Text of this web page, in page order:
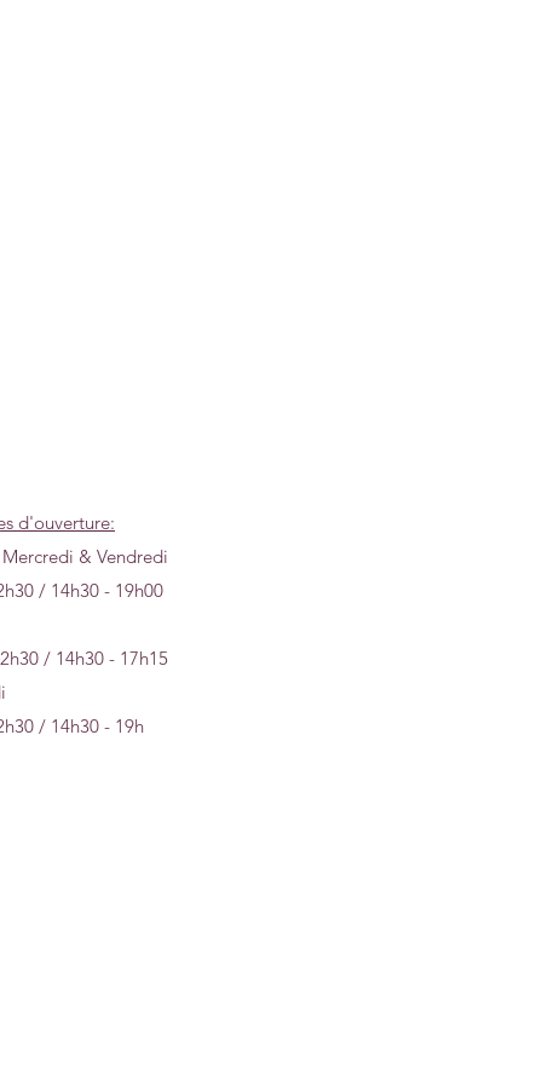
d'ouverture:
& Vendredi
/ 14h30 - 19h00
/ 14h30 - 17h15
/ 14h30 - 19h